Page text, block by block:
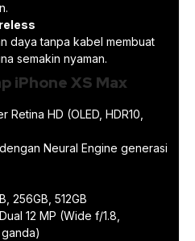
daya tanpa kabel membuat
semakin nyaman.
iPhone XS Max
Retina HD (OLED, HDR10,
Neural Engine generasi
256GB, 512GB
Dual 12 MP (Wide f/1.8,